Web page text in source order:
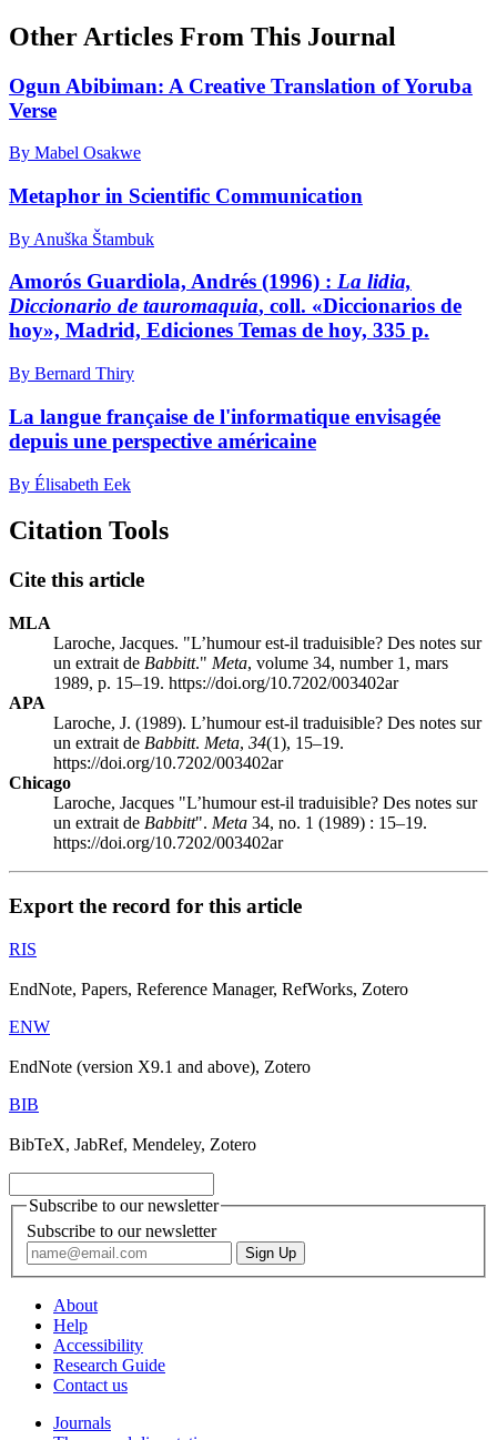
Other Articles From This Journal
Ogun Abibiman: A Creative Translation of Yoruba
Verse
By Mabel Osakwe
Metaphor in Scientific Communication
By Anuška Štambuk
Amorós Guardiola, Andrés (1996) : La lidia,
Diccionario de tauromaquia, coll. «Diccionarios de
hoy», Madrid, Ediciones Temas de hoy, 335 p.
By Bernard Thiry
La langue française de l'informatique envisagée
depuis une perspective américaine
By Élisabeth Eek
Citation Tools
Cite this article
MLA
Laroche, Jacques. "L’humour est-il traduisible? Des notes sur
un extrait de Babbitt." Meta, volume 34, number 1, mars
1989, p. 15–19. https://doi.org/10.7202/003402ar
APA
Laroche, J. (1989). L’humour est-il traduisible? Des notes sur
un extrait de Babbitt. Meta, 34(1), 15–19.
https://doi.org/10.7202/003402ar
Chicago
Laroche, Jacques "L’humour est-il traduisible? Des notes sur
un extrait de Babbitt". Meta 34, no. 1 (1989) : 15–19.
https://doi.org/10.7202/003402ar
Export the record for this article
RIS
EndNote, Papers, Reference Manager, RefWorks, Zotero
ENW
EndNote (version X9.1 and above), Zotero
BIB
BibTeX, JabRef, Mendeley, Zotero
Subscribe to our newsletter
Subscribe to our newsletter
About
Help
Accessibility
Research Guide
Contact us
Journals